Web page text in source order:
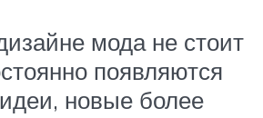
мода не стоит
появляются
новые более